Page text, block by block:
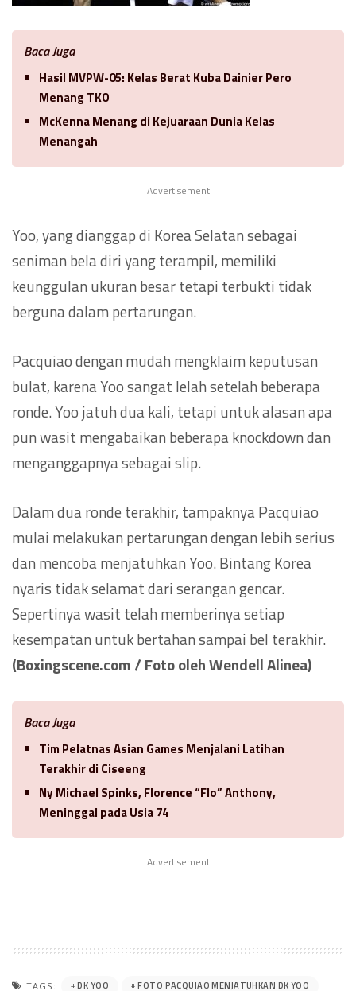
Baca Juga
Hasil MVPW-05: Kelas Berat Kuba Dainier Pero
Menang TKO
McKenna Menang di Kejuaraan Dunia Kelas
Menangah
Advertisement
Yoo, yang dianggap di Korea Selatan sebagai
seniman bela diri yang terampil, memiliki
keunggulan ukuran besar tetapi terbukti tidak
berguna dalam pertarungan.
Pacquiao dengan mudah mengklaim keputusan
bulat, karena Yoo sangat lelah setelah beberapa
ronde. Yoo jatuh dua kali, tetapi untuk alasan apa
pun wasit mengabaikan beberapa knockdown dan
menganggapnya sebagai slip.
Dalam dua ronde terakhir, tampaknya Pacquiao
mulai melakukan pertarungan dengan lebih serius
dan mencoba menjatuhkan Yoo. Bintang Korea
nyaris tidak selamat dari serangan gencar.
Sepertinya wasit telah memberinya setiap
kesempatan untuk bertahan sampai bel terakhir.
(Boxingscene.com / Foto oleh Wendell Alinea)
Baca Juga
Tim Pelatnas Asian Games Menjalani Latihan
Terakhir di Ciseeng
Ny Michael Spinks, Florence “Flo” Anthony,
Meninggal pada Usia 74
Advertisement
TAGS: DK YOO FOTO PACQUIAO MENJATUHKAN DK YOO